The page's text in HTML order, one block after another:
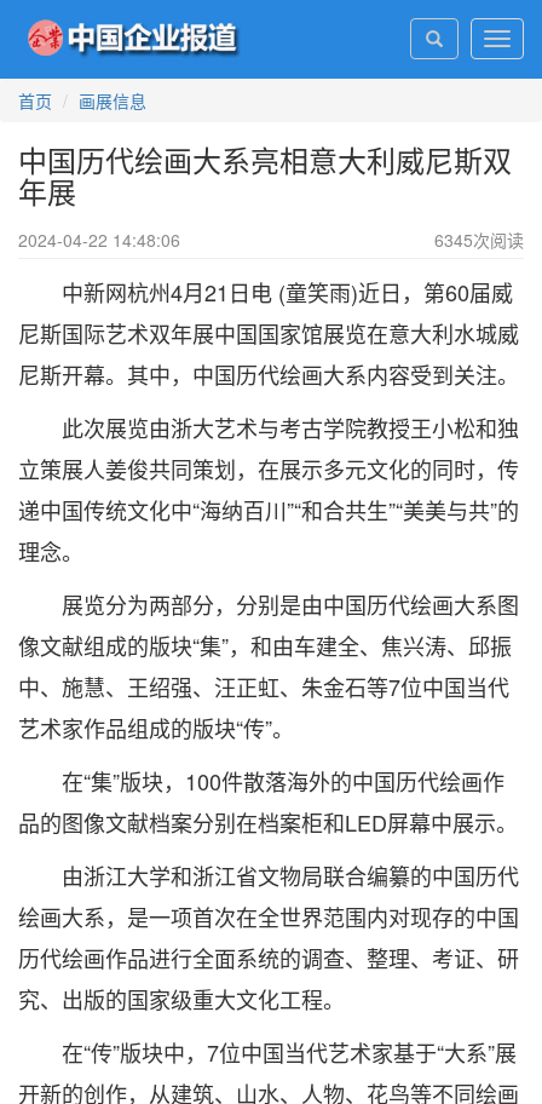
首页
画展信息
中国历代绘画大系亮相意大利威尼斯双
年展
2024-04-22 14:48:06 6345次阅读
中新网杭州4月21日电 (童笑雨)近日，第60届威
尼斯国际艺术双年展中国国家馆展览在意大利水城威
尼斯开幕。其中，中国历代绘画大系内容受到关注。
此次展览由浙大艺术与考古学院教授王小松和独
立策展人姜俊共同策划，在展示多元文化的同时，传
递中国传统文化中“海纳百川”“和合共生”“美美与共”的
理念。
展览分为两部分，分别是由中国历代绘画大系图
像文献组成的版块“集”，和由车建全、焦兴涛、邱振
中、施慧、王绍强、汪正虹、朱金石等7位中国当代
艺术家作品组成的版块“传”。
在“集”版块，100件散落海外的中国历代绘画作
品的图像文献档案分别在档案柜和LED屏幕中展示。
由浙江大学和浙江省文物局联合编纂的中国历代
绘画大系，是一项首次在全世界范围内对现存的中国
历代绘画作品进行全面系统的调查、整理、考证、研
究、出版的国家级重大文化工程。
在“传”版块中，7位中国当代艺术家基于“大系”展
开新的创作，从建筑、山水、人物、花鸟等不同绘画